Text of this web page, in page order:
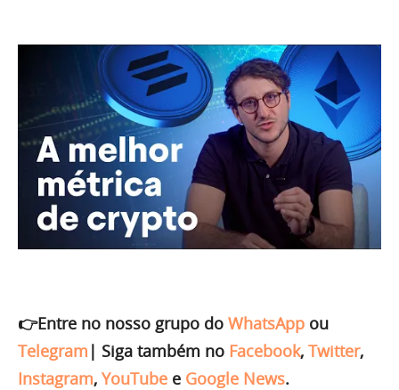
👉Entre no nosso grupo do WhatsApp ou
Telegram | Siga também no Facebook, Twitter,
Instagram, YouTube e Google News.